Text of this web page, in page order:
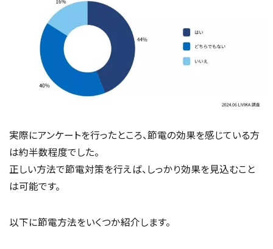
実際にアンケートを行ったところ、節電の効果を感じている方
は約半数程度でした。
正しい方法で節電対策を行えば、しっかり効果を見込むこと
は可能です。
以下に節電方法をいくつか紹介します。